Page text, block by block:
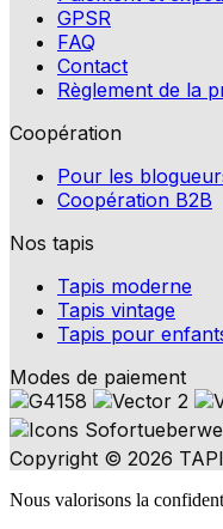
GPSR
FAQ
Contact
Règlement de la
Coopération
Pour les
Coopération B2B
Nos tapis
Tapis moderne
Tapis vintage
Tapis pour
Modes de paiement
Copyright © 2026
Nous valorisons la